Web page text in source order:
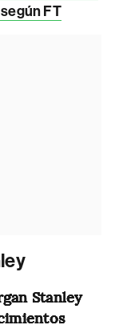
FT
Stanley